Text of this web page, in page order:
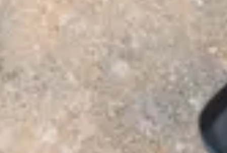
Speisekammern
Garderoben
Küchenrückwände
Tischlerei
Reinigung & Pflege